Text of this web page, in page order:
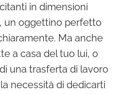
in dimensioni
un oggettino perfetto
Ma anche
a casa del tuo lui, o
una trasferta di lavoro
necessità di dedicarti